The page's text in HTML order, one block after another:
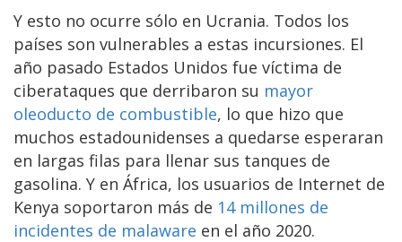
Y esto no ocurre sólo en Ucrania. Todos los
países son vulnerables a estas incursiones. El
año pasado Estados Unidos fue víctima de
ciberataques que derribaron su mayor
oleoducto de combustible, lo que hizo que
muchos estadounidenses a quedarse esperaran
en largas filas para llenar sus tanques de
gasolina. Y en África, los usuarios de Internet de
Kenya soportaron más de 14 millones de
incidentes de malaware en el año 2020.